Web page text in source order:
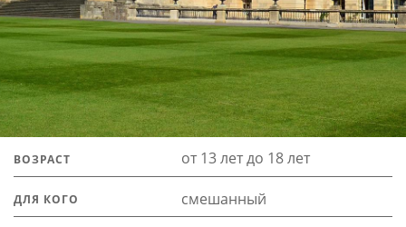
ВОЗРАСТ от 13 лет до 18 лет
ДЛЯ КОГО смешанный